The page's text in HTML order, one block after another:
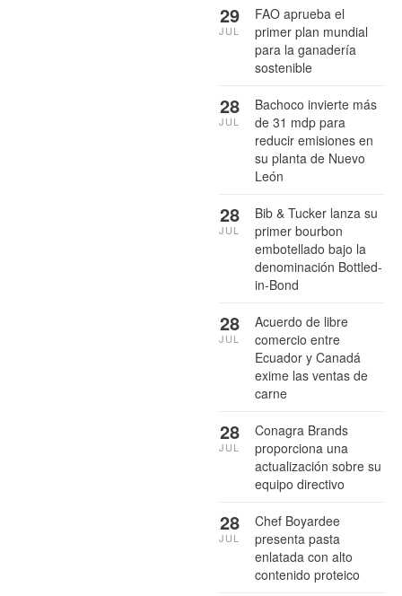
FAO aprueba el
primer plan mundial
para la ganadería
sostenible
29
JUL
Bachoco invierte más
de 31 mdp para
reducir emisiones en
su planta de Nuevo
León
28
JUL
Bib & Tucker lanza su
primer bourbon
embotellado bajo la
denominación Bottled-
in-Bond
28
JUL
Acuerdo de libre
comercio entre
Ecuador y Canadá
exime las ventas de
carne
28
JUL
Conagra Brands
proporciona una
actualización sobre su
equipo directivo
28
JUL
Chef Boyardee
presenta pasta
enlatada con alto
contenido proteico
28
JUL